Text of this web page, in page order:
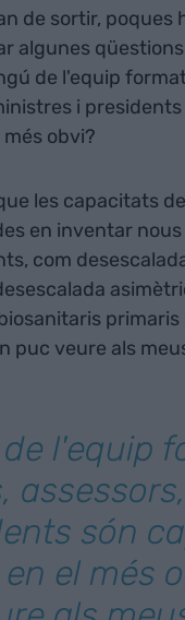
de sortir, poques
algunes
de l'equip
i
obvi?
les capacitats
en inventar
com
primaris
puc veure als
l'equip
són
el més